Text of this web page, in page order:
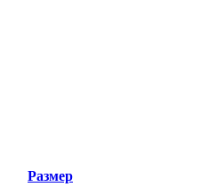
Размер